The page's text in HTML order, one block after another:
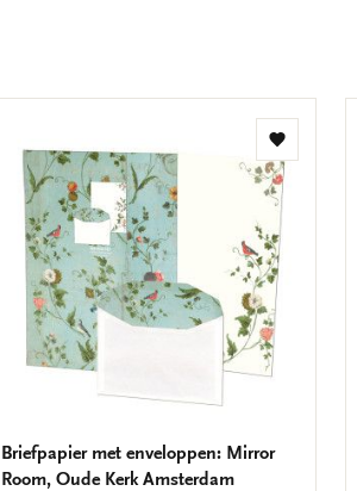
Toevoegen
aan
verlanglijst
Briefpapier met enveloppen: Mirror
Room, Oude Kerk Amsterdam